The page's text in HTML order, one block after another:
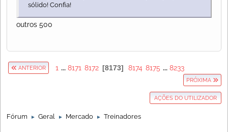
sólido! Confia!
outros 500
ANTERIOR 1 ... 8171 8172 8173 8174 8175 ... 8233
PRÓXIMA
AÇÕES DO UTILIZADOR
Fórum ► Geral ► Mercado ► Treinadores